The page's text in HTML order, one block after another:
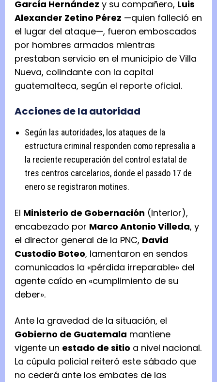
García Hernández y su compañero, Luis
Alexander Zetino Pérez —quien falleció en
el lugar del ataque—, fueron emboscados
por hombres armados mientras
prestaban servicio en el municipio de Villa
Nueva, colindante con la capital
guatemalteca, según el reporte oficial.
Acciones de la autoridad
Según las autoridades, los ataques de la
estructura criminal responden como represalia a
la reciente recuperación del control estatal de
tres centros carcelarios, donde el pasado 17 de
enero se registraron motines.
El Ministerio de Gobernación (Interior),
encabezado por Marco Antonio Villeda, y
el director general de la PNC, David
Custodio Boteo, lamentaron en sendos
comunicados la «pérdida irreparable» del
agente caído en «cumplimiento de su
deber».
Ante la gravedad de la situación, el
Gobierno de Guatemala mantiene
vigente un estado de sitio a nivel nacional.
La cúpula policial reiteró este sábado que
no cederá ante los embates de las